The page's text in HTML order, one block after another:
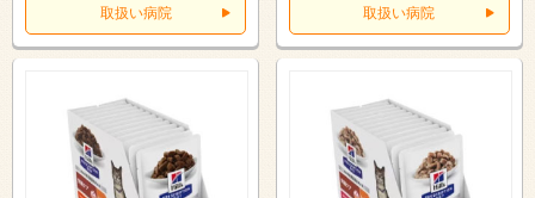
取扱い病院 取扱い病院